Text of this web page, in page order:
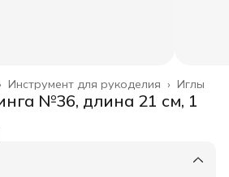
Иглы
Инструмент для рукоделия ›
№36, длина 21 см, 1